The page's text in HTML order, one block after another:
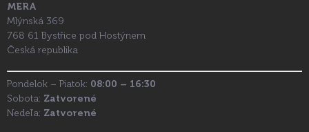
MERA
Mlýnská 369
768 61 Bystřice pod Hostýnem
Česká republika
Pondelok – Piatok: 08:00 – 16:30
Sobota: Zatvorené
Nedeľa: Zatvorené